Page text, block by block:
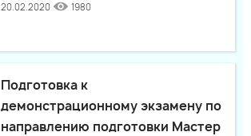
20.02.2020 1980
Подготовка к
демонстрационному экзамену по
направлению подготовки Мастер